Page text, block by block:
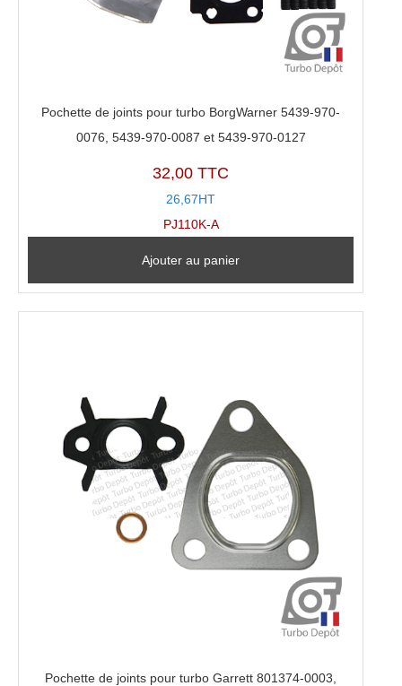
Pochette de joints pour turbo BorgWarner 5439-970-
0076, 5439-970-0087 et 5439-970-0127
32,00 TTC
26,67HT
PJ110K-A
Ajouter au panier
Pochette de joints pour turbo Garrett 801374-0003,